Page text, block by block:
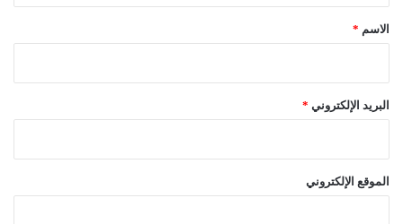
*الاسم *
البريد الإلكتروني *
الموقع الإلكتروني